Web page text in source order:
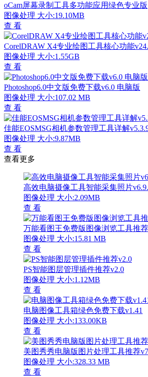
oCam屏幕录制工具多功能应用绿色专业版
图像处理 大小:19.10MB
查 看
CorelDRAW X4专业绘图工具核心功能
图像处理 大小:1.55GB
查 看
Photoshop6.0中文版免费下载v6.0 电脑版
图像处理 大小:107.02 MB
查 看
佳能EOSMSG相机参数管理工具详解
图像处理 大小:9.87MB
查 看
查看更多
高效电脑摄像工具智能采集照片
图像处理 大小:2.09MB
查 看
万能看图王免费版图像浏览工具推
图像处理 大小:15.81 MB
查 看
PS智能图层管理插件推荐v2.0
图像处理 大小:1.12MB
查 看
电脑图像工具箱绿色免费下载v1.41
图像处理 大小:133.00KB
查 看
美图秀秀电脑版图片处理工具推荐
图像处理 大小:328.33 MB
查 看